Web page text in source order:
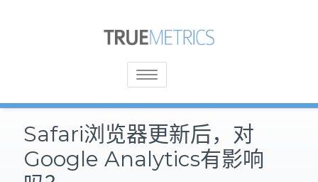
Toggle
Safari浏览器更新后，对
Google Analytics有影响